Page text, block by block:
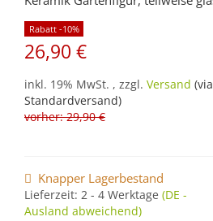
Rabatt -10%
26,90 €
inkl. 19% MwSt. , zzgl. Versand
Standardversand)
vorher: 29,90 €
Knapper Lagerbestand
Lieferzeit: 2 - 4 Werktage (DE -
Ausland abweichend)